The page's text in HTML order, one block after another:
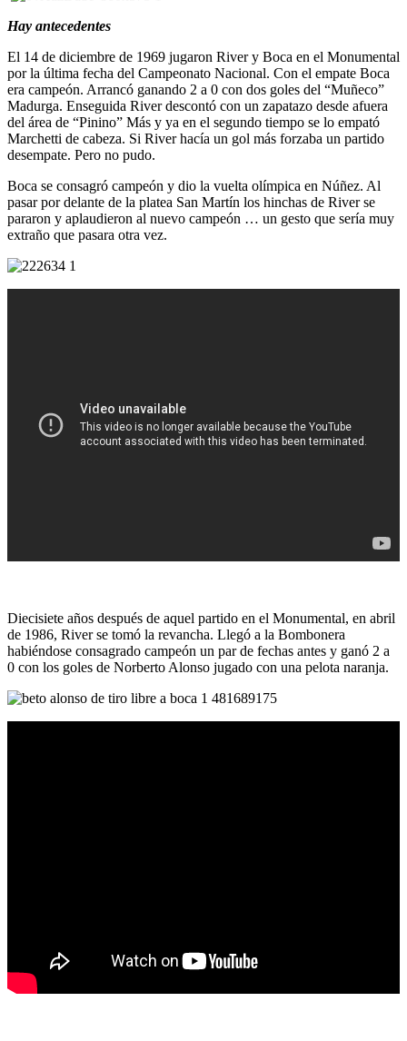
Hay antecedentes
El 14 de diciembre de 1969 jugaron River y Boca en el Monumental
por la última fecha del Campeonato Nacional. Con el empate Boca
era campeón. Arrancó ganando 2 a 0 con dos goles del “Muñeco”
Madurga. Enseguida River descontó con un zapatazo desde afuera
del área de “Pinino” Más y ya en el segundo tiempo se lo empató
Marchetti de cabeza. Si River hacía un gol más forzaba un partido
desempate. Pero no pudo.
Boca se consagró campeón y dio la vuelta olímpica en Núñez. Al
pasar por delante de la platea San Martín los hinchas de River se
pararon y aplaudieron al nuevo campeón … un gesto que sería muy
extraño que pasara otra vez.
Diecisiete años después de aquel partido en el Monumental, en abril
de 1986, River se tomó la revancha. Llegó a la Bombonera
habiéndose consagrado campeón un par de fechas antes y ganó 2 a
0 con los goles de Norberto Alonso jugado con una pelota naranja.